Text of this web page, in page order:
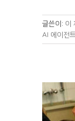
글쓴이: 이
AI 에이전트